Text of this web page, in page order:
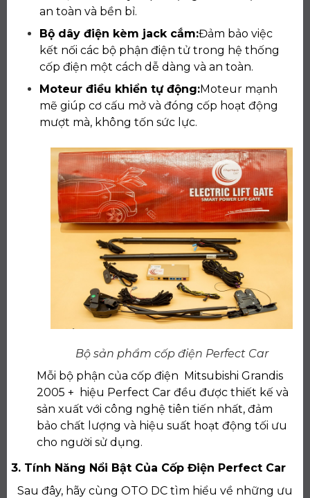
an toàn và bền bỉ.
Bộ dây điện kèm jack cắm:Đảm bảo việc
kết nối các bộ phận điện tử trong hệ thống
cốp điện một cách dễ dàng và an toàn.
Moteur điều khiển tự động:Moteur mạnh
mẽ giúp cơ cấu mở và đóng cốp hoạt động
mượt mà, không tốn sức lực.
Bộ sản phẩm cốp điện Perfect Car
Mỗi bộ phận của cốp điện Mitsubishi Grandis
2005 + hiệu Perfect Car đều được thiết kế và
sản xuất với công nghệ tiên tiến nhất, đảm
bảo chất lượng và hiệu suất hoạt động tối ưu
cho người sử dụng.
3. Tính Năng Nổi Bật Của Cốp Điện Perfect Car
Sau đây, hãy cùng OTO DC tìm hiểu về những ưu